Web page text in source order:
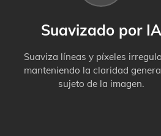
Suavizado por IA
Suaviza líneas y píxeles
manteniendo la claridad
sujeto de la imagen.